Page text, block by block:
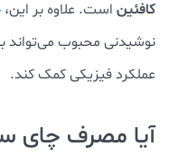
کافئین است. علاوه بر این،
نوشیدنی محبوب می‌تواند
عملکرد فیزیکی کمک کند.
آیا مصرف چای